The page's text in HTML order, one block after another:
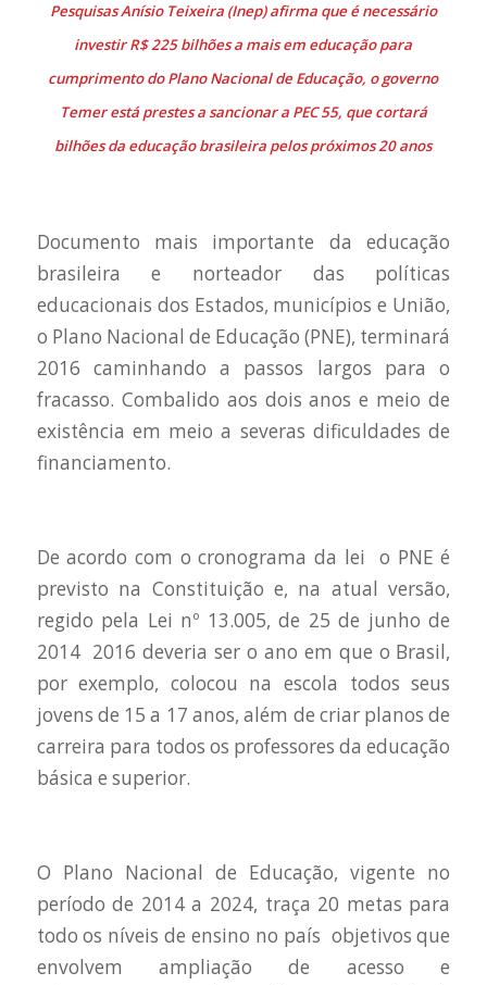
Pesquisas Anísio Teixeira (Inep) afirma que é necessário
investir R$ 225 bilhões a mais em educação para
cumprimento do Plano Nacional de Educação, o governo
Temer está prestes a sancionar a PEC 55, que cortará
bilhões da educação brasileira pelos próximos 20 anos
Documento mais importante da educação
brasileira e norteador das políticas
educacionais dos Estados, municípios e União,
o Plano Nacional de Educação (PNE), terminará
2016 caminhando a passos largos para o
fracasso. Combalido aos dois anos e meio de
existência em meio a severas dificuldades de
financiamento.
De acordo com o cronograma da lei ­ o PNE é
previsto na Constituição e, na atual versão,
regido pela Lei nº 13.005, de 25 de junho de
2014 ­ 2016 deveria ser o ano em que o Brasil,
por exemplo, colocou na escola todos seus
jovens de 15 a 17 anos, além de criar planos de
carreira para todos os professores da educação
básica e superior.
O Plano Nacional de Educação, vigente no
período de 2014 a 2024, traça 20 metas para
todo os níveis de ensino no país ­ objetivos que
envolvem ampliação de acesso e